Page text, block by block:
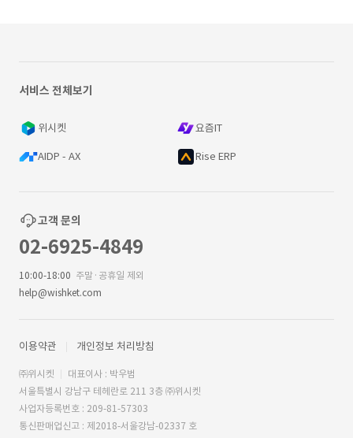
서비스 전체보기
위시켓 요즘IT
AIDP - AX Rise ERP
고객 문의
02-6925-4849
10:00-18:00 주말·공휴일 제외
help@wishket.com
이용약관 개인정보 처리방침
㈜위시켓
대표이사 : 박우범
서울특별시 강남구 테헤란로 211 3층 ㈜위시켓
사업자등록번호 : 209-81-57303
통신판매업신고 : 제2018-서울강남-02337 호